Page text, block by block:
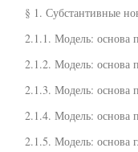
§ 1. Субстантивные
2.1.1. Модель: основа
2.1.2. Модель: основа
2.1.3. Модель: основа
2.1.4. Модель: основа
2.1.5. Модель: основа